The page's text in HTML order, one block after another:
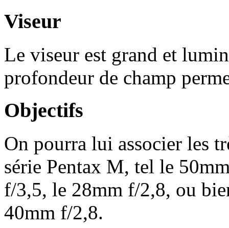
Viseur
Le viseur est grand et
profondeur de champ
Objectifs
On pourra lui associer les
série Pentax M, tel le
f/3,5, le 28mm f/2,8, ou
40mm f/2,8.